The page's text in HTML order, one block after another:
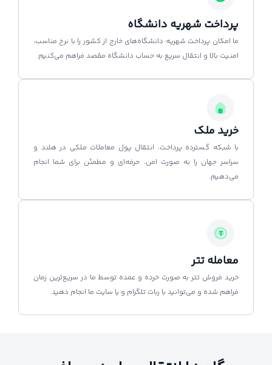
پرداخت شهریه دانشگاه
ما امکان پرداخت شهریه دانشگاه‌های خارج از کشور را با نرخ مناسب،
امنیت بالا و انتقال سریع به حساب دانشگاه مقصد فراهم می‌کنیم.
خرید ملک
با شبکه گسترده پرداخت، انتقال پول معاملات ملکی در هلند و
سراسر جهان را به صورت امن، حرفه‌ای و مطمئن برای شما انجام
می‌دهیم.
معامله تتر
خرید فروش تتر به صورت خرده و عمده توسط ما در سریع‌ترین زمان
فراهم شده و می‌توانید با ربات تلگرام و یا سایت ما انجام دهید.